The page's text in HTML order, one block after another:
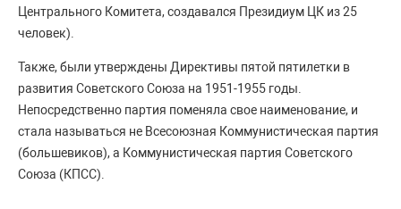
Центрального Комитета, создавался Президиум ЦК из 25
человек).
Также, были утверждены Директивы пятой пятилетки в
развития Советского Союза на 1951-1955 годы.
Непосредственно партия поменяла свое наименование, и
стала называться не Всесоюзная Коммунистическая партия
(большевиков), а Коммунистическая партия Советского
Союза (КПСС).